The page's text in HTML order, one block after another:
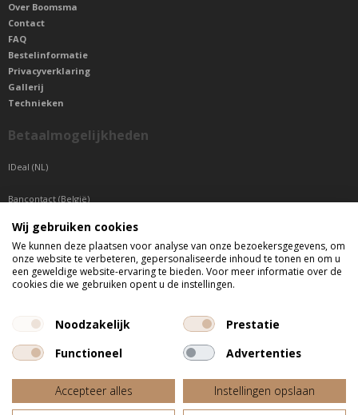
Over Boomsma
Contact
FAQ
Bestelinformatie
Privacyverklaring
Gallerij
Technieken
Betaalmogelijkheden
IDeal (NL)
Bancontact (België)
Sepa betaling (Overige landen)
Telefonisch bereikbaar
Website door
Fastware
Wij gebruiken cookies
We kunnen deze plaatsen voor analyse van onze bezoekersgegevens, om
onze website te verbeteren, gepersonaliseerde inhoud te tonen en om u
een geweldige website-ervaring te bieden. Voor meer informatie over de
cookies die we gebruiken opent u de instellingen.
Noodzakelijk
Prestatie
Functioneel
Advertenties
Accepteer alles
Instellingen opslaan